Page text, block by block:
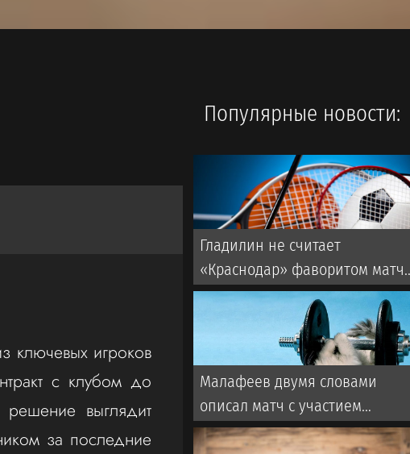
ключевых игроков
с клубом до
выглядит
за последние
Популярные новости:
Гладилин не считает
«Краснодар» фаворитом
со «Спартаком» в РПЛ
Малафеев двумя словами
описал матч с участием
ветеранов «Зенита». Во время